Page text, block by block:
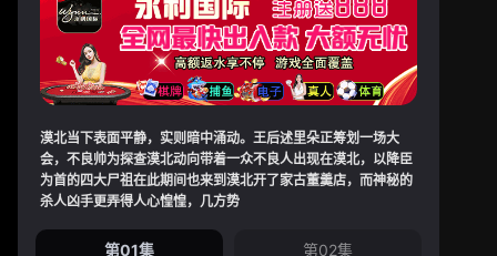
漠北当下表面平静，实则暗中涌动。王后述里朵正筹划一场大
会，不良帅为探查漠北动向带着一众不良人出现在漠北，以降臣
为首的四大尸祖在此期间也来到漠北开了家古董羹店，而神秘的
杀人凶手更弄得人心惶惶，几方势
第01集 第02集